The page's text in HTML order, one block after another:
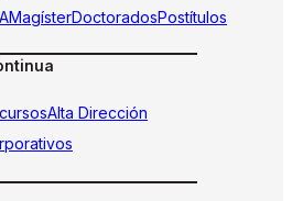
MagísterDoctoradosPostítulos
Alta Dirección